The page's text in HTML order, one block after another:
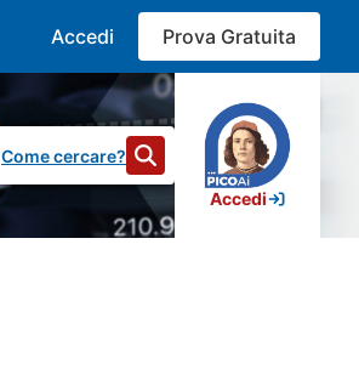
Accedi Prova Gratuita
Come cercare?
Accedi